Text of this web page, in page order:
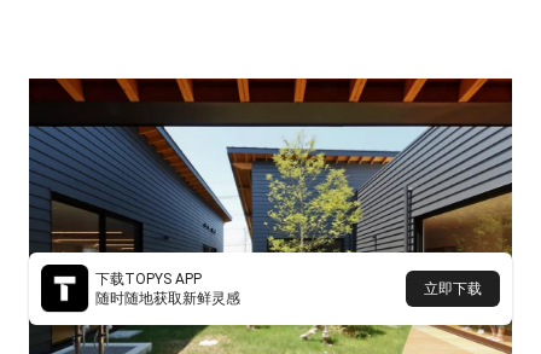
下载TOPYS APP
随时随地获取新鲜灵感
立即下载